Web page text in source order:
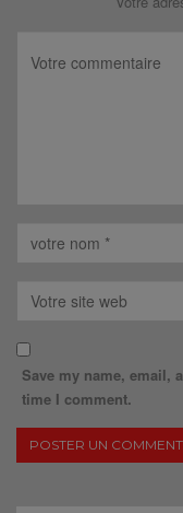
Save my name, email,
time I comment.